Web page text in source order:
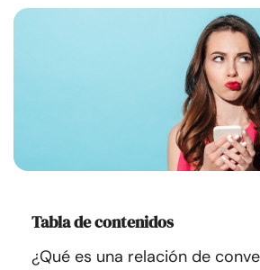
Familia
Comunidad
Tabla de contenidos
¿Qué es una relación de